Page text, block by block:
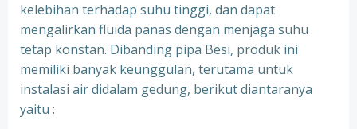
kelebihan terhadap suhu tinggi, dan dapat
mengalirkan fluida panas dengan menjaga suhu
tetap konstan. Dibanding pipa Besi, produk ini
memiliki banyak keunggulan, terutama untuk
instalasi air didalam gedung, berikut diantaranya
yaitu :